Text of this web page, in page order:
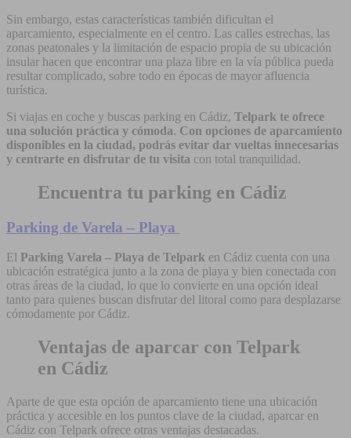
Sin embargo, estas características también dificultan el
aparcamiento, especialmente en el centro. Las calles estrechas, las
zonas peatonales y la limitación de espacio propia de su ubicación
insular hacen que encontrar una plaza libre en la vía pública pueda
resultar complicado, sobre todo en épocas de mayor afluencia
turística.
Si viajas en coche y buscas parking en Cádiz, Telpark te ofrece
una solución práctica y cómoda. Con opciones de aparcamiento
disponibles en la ciudad, podrás evitar dar vueltas innecesarias
y centrarte en disfrutar de tu visita con total tranquilidad.
Encuentra tu parking en Cádiz
Parking de Varela – Playa
El Parking Varela – Playa de Telpark en Cádiz cuenta con una
ubicación estratégica junto a la zona de playa y bien conectada con
otras áreas de la ciudad, lo que lo convierte en una opción ideal
tanto para quienes buscan disfrutar del litoral como para desplazarse
cómodamente por Cádiz.
Ventajas de aparcar con Telpark
en Cádiz
Aparte de que esta opción de aparcamiento tiene una ubicación
práctica y accesible en los puntos clave de la ciudad, aparcar en
Cádiz con Telpark ofrece otras ventajas destacadas.